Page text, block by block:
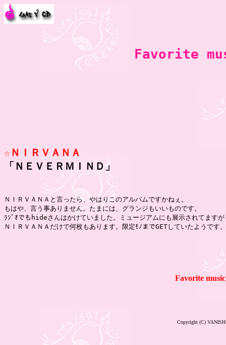
Favorite
☆ＮＩＲＶＡＮＡ
「ＮＥＶＥＲＭＩＮＤ」
ＮＩＲＶＡＮＡと言ったら、やはりこのアルバムですかねぇ。
もはや、言う事ありません。たまには、グランジもいいものです。
ﾗｼﾞｵでもhideさんはかけていました。ミュージアムにも展示されてますが
Favorite
Copyright (C)